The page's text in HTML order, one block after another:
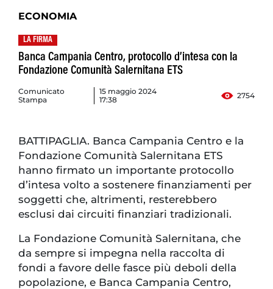
ECONOMIA
LA FIRMA
Banca Campania Centro, protocollo d’intesa con la
Fondazione Comunità Salernitana ETS
Comunicato
Stampa
15 maggio 2024
17:38
2754
BATTIPAGLIA. Banca Campania Centro e la
Fondazione Comunità Salernitana ETS
hanno firmato un importante protocollo
d’intesa volto a sostenere finanziamenti per
soggetti che, altrimenti, resterebbero
esclusi dai circuiti finanziari tradizionali.
La Fondazione Comunità Salernitana, che
da sempre si impegna nella raccolta di
fondi a favore delle fasce più deboli della
popolazione, e Banca Campania Centro,